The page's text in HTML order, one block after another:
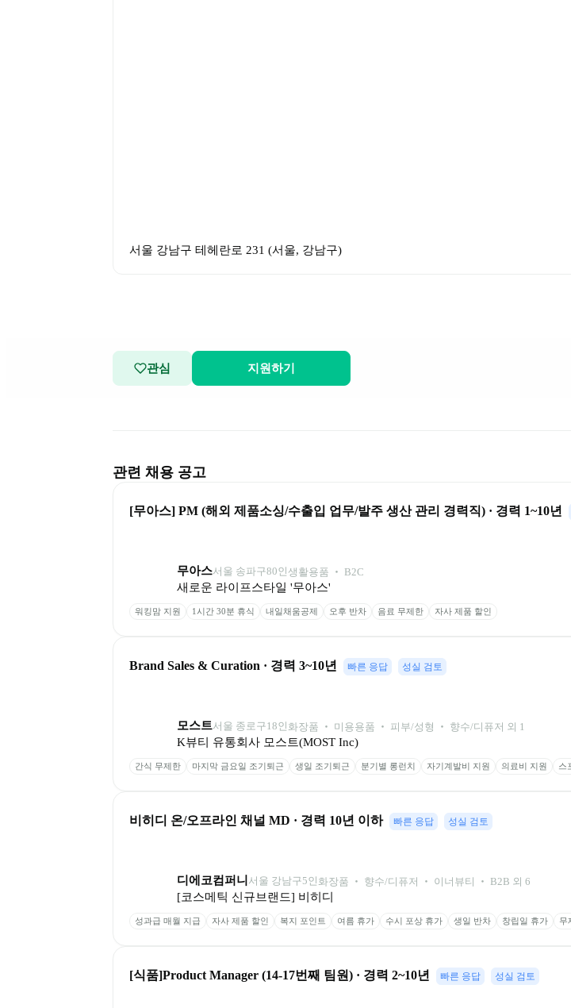
서울 강남구 테헤란로 231 (서울, 강남구)
관심 지원하기
관련 채용 공고
[무아스] PM (해외 제품소싱/수출입 업무/발주 생산 관리 경력직) · 경력 1~10년
무아스서울 송파구80인 생활용품 ‧ B2C
새로운 라이프스타일 '무아스'
워킹맘 지원 1시간 30분 휴식 내일채움공제 오후 반차 음료 무제한 자사 제품 할인
Brand Sales & Curation · 경력 3~10년 빠른 응답 성실 검토
모스트서울 종로구18인 화장품 ‧ 미용용품 ‧ 피부/성형 ‧ 향수/디퓨저 외 1
K뷰티 유통회사 모스트(MOST Inc)
간식 무제한 마지막 금요일 조기퇴근 생일 조기퇴근 분기별 롱런치 자기계발비 지원 의료비 지원 스
비히디 온/오프라인 채널 MD · 경력 10년 이하 빠른 응답 성실 검토
디에코컴퍼니 서울 강남구5인 화장품 ‧ 향수/디퓨저 ‧ 이너뷰티 ‧ B2B 외 6
[코스메틱 신규브랜드] 비히디
성과급 매월 지급 자사 제품 할인 복지 포인트 여름 휴가 수시 포상 휴가 생일 반차 창립일 휴가 무
[식품]Product Manager (14-17번째 팀원) · 경력 2~10년 빠른 응답 성실 검토